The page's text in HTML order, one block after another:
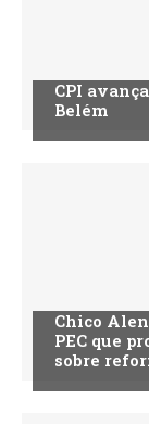
CPI
Belém
Chico
PEC que
sobre